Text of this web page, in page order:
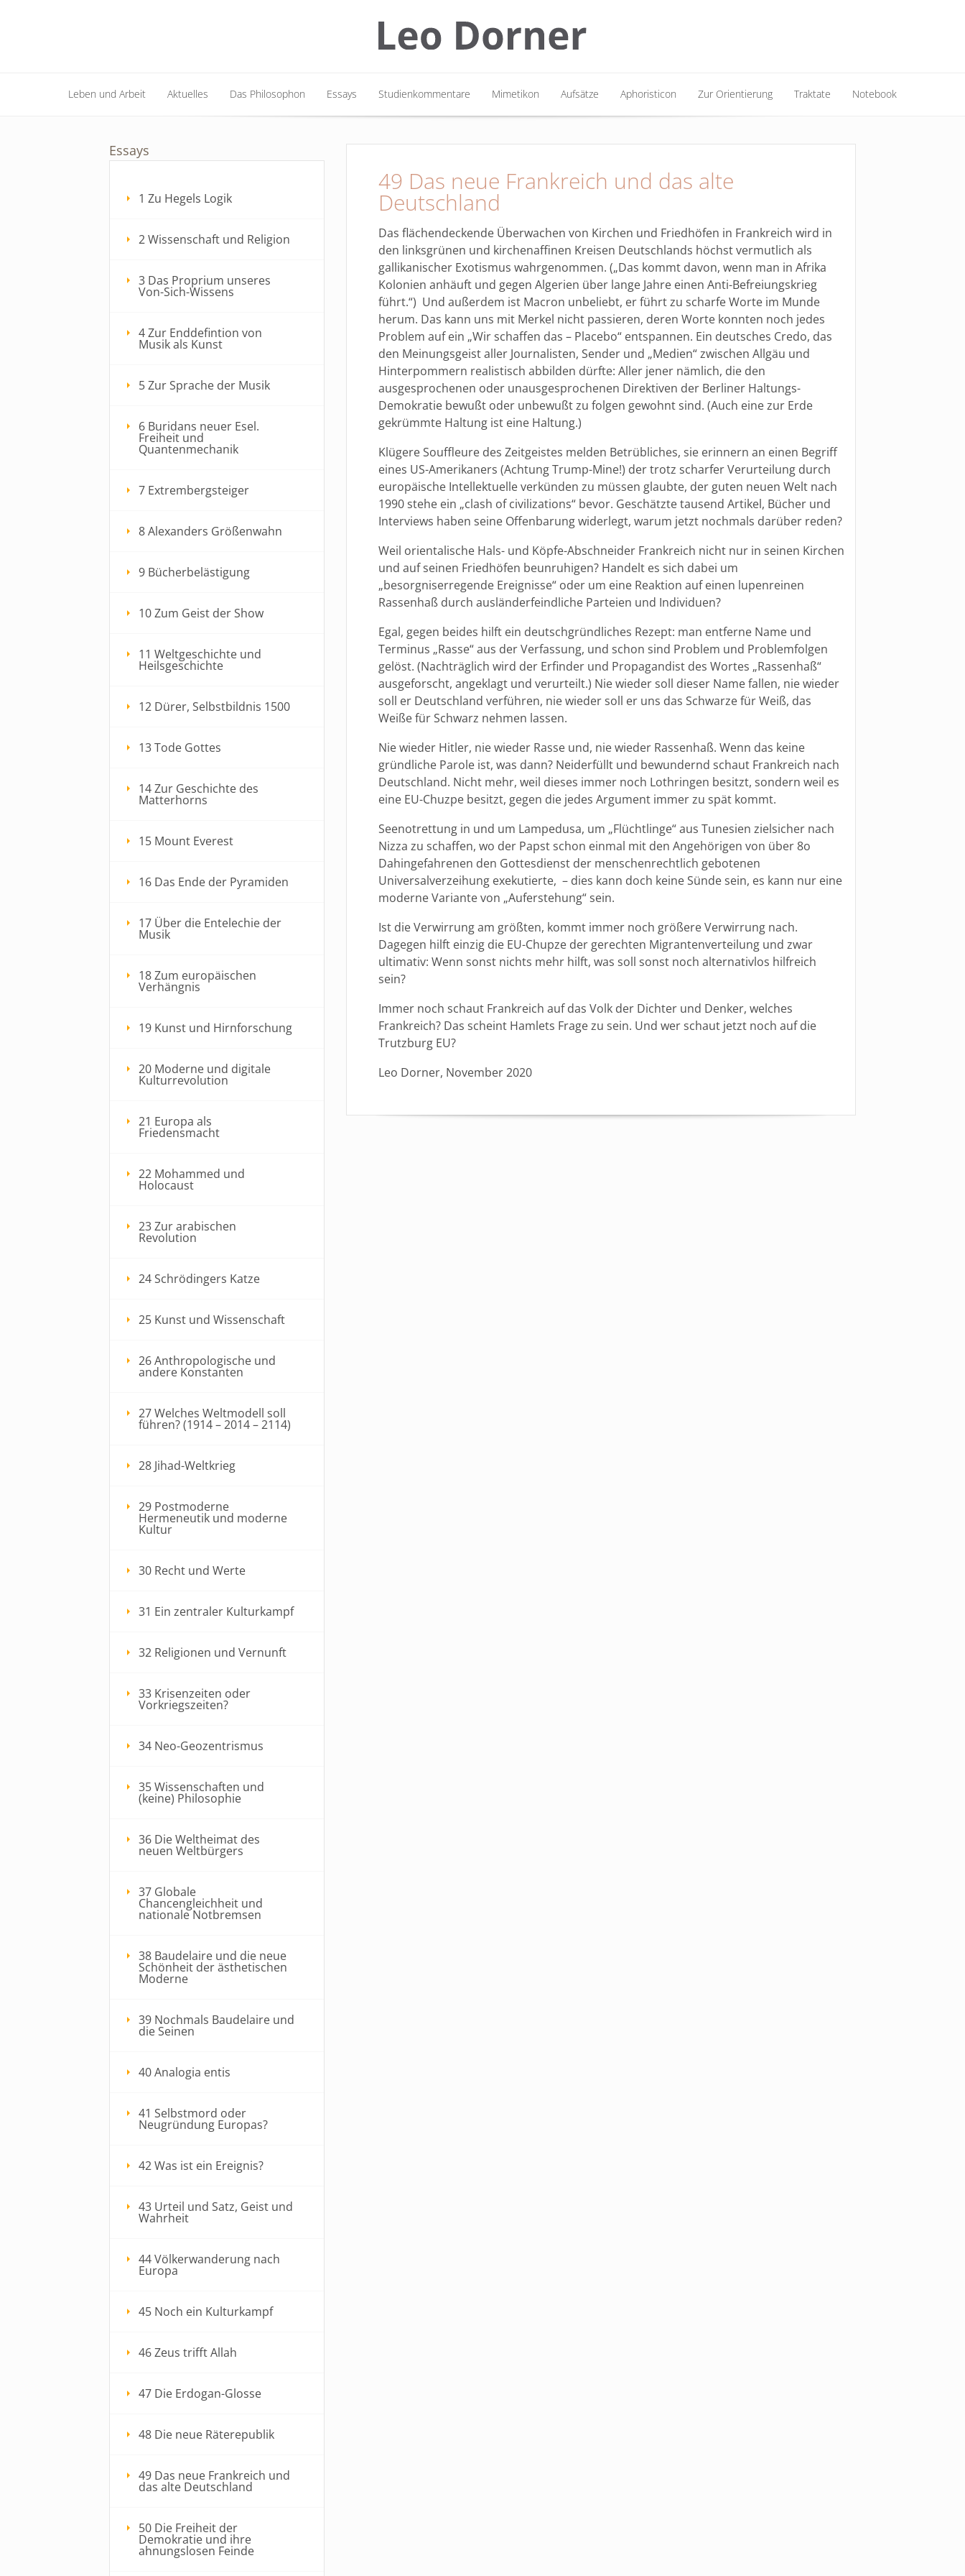
Leben und Arbeit Aktuelles Das Philosophon Essays Studienkommentare Mimetikon Aufsätze Aphoristicon Zur Orientierung Traktate Notebook
49 Das neue Frankreich und das alte
Deutschland
Das flächendeckende Überwachen von Kirchen und Friedhöfen in Frankreich wird in
den linksgrünen und kirchenaffinen Kreisen Deutschlands höchst vermutlich als
gallikanischer Exotismus wahrgenommen. („Das kommt davon, wenn man in Afrika
Kolonien anhäuft und gegen Algerien über lange Jahre einen Anti-Befreiungskrieg
führt.“) Und außerdem ist Macron unbeliebt, er führt zu scharfe Worte im Munde
herum. Das kann uns mit Merkel nicht passieren, deren Worte konnten noch jedes
Problem auf ein „Wir schaffen das – Placebo“ entspannen. Ein deutsches Credo, das
den Meinungsgeist aller Journalisten, Sender und „Medien“ zwischen Allgäu und
Hinterpommern realistisch abbilden dürfte: Aller jener nämlich, die den
ausgesprochenen oder unausgesprochenen Direktiven der Berliner Haltungs-
Demokratie bewußt oder unbewußt zu folgen gewohnt sind. (Auch eine zur Erde
gekrümmte Haltung ist eine Haltung.)
Klügere Souffleure des Zeitgeistes melden Betrübliches, sie erinnern an einen Begriff
eines US-Amerikaners (Achtung Trump-Mine!) der trotz scharfer Verurteilung durch
europäische Intellektuelle verkünden zu müssen glaubte, der guten neuen Welt nach
1990 stehe ein „clash of civilizations“ bevor. Geschätzte tausend Artikel, Bücher und
Interviews haben seine Offenbarung widerlegt, warum jetzt nochmals darüber reden?
Weil orientalische Hals- und Köpfe-Abschneider Frankreich nicht nur in seinen Kirchen
und auf seinen Friedhöfen beunruhigen? Handelt es sich dabei um
„besorgniserregende Ereignisse“ oder um eine Reaktion auf einen lupenreinen
Rassenhaß durch ausländerfeindliche Parteien und Individuen?
Egal, gegen beides hilft ein deutschgründliches Rezept: man entferne Name und
Terminus „Rasse“ aus der Verfassung, und schon sind Problem und Problemfolgen
gelöst. (Nachträglich wird der Erfinder und Propagandist des Wortes „Rassenhaß“
ausgeforscht, angeklagt und verurteilt.) Nie wieder soll dieser Name fallen, nie wieder
soll er Deutschland verführen, nie wieder soll er uns das Schwarze für Weiß, das
Weiße für Schwarz nehmen lassen.
Nie wieder Hitler, nie wieder Rasse und, nie wieder Rassenhaß. Wenn das keine
gründliche Parole ist, was dann? Neiderfüllt und bewundernd schaut Frankreich nach
Deutschland. Nicht mehr, weil dieses immer noch Lothringen besitzt, sondern weil es
eine EU-Chuzpe besitzt, gegen die jedes Argument immer zu spät kommt.
Seenotrettung in und um Lampedusa, um „Flüchtlinge“ aus Tunesien zielsicher nach
Nizza zu schaffen, wo der Papst schon einmal mit den Angehörigen von über 8o
Dahingefahrenen den Gottesdienst der menschenrechtlich gebotenen
Universalverzeihung exekutierte, – dies kann doch keine Sünde sein, es kann nur eine
moderne Variante von „Auferstehung“ sein.
Ist die Verwirrung am größten, kommt immer noch größere Verwirrung nach.
Dagegen hilft einzig die EU-Chupze der gerechten Migrantenverteilung und zwar
ultimativ: Wenn sonst nichts mehr hilft, was soll sonst noch alternativlos hilfreich
sein?
Immer noch schaut Frankreich auf das Volk der Dichter und Denker, welches
Frankreich? Das scheint Hamlets Frage zu sein. Und wer schaut jetzt noch auf die
Trutzburg EU?
Leo Dorner, November 2020
Essays
1 Zu Hegels Logik
2 Wissenschaft und Religion
3 Das Proprium unseres
Von-Sich-Wissens
4 Zur Enddefintion von
Musik als Kunst
5 Zur Sprache der Musik
6 Buridans neuer Esel.
Freiheit und
Quantenmechanik
7 Extrembergsteiger
8 Alexanders Größenwahn
9 Bücherbelästigung
10 Zum Geist der Show
11 Weltgeschichte und
Heilsgeschichte
12 Dürer, Selbstbildnis 1500
13 Tode Gottes
14 Zur Geschichte des
Matterhorns
15 Mount Everest
16 Das Ende der Pyramiden
17 Über die Entelechie der
Musik
18 Zum europäischen
Verhängnis
19 Kunst und Hirnforschung
20 Moderne und digitale
Kulturrevolution
21 Europa als
Friedensmacht
22 Mohammed und
Holocaust
23 Zur arabischen
Revolution
24 Schrödingers Katze
25 Kunst und Wissenschaft
26 Anthropologische und
andere Konstanten
27 Welches Weltmodell soll
führen? (1914 – 2014 – 2114)
28 Jihad-Weltkrieg
29 Postmoderne
Hermeneutik und moderne
Kultur
30 Recht und Werte
31 Ein zentraler Kulturkampf
32 Religionen und Vernunft
33 Krisenzeiten oder
Vorkriegszeiten?
34 Neo-Geozentrismus
35 Wissenschaften und
(keine) Philosophie
36 Die Weltheimat des
neuen Weltbürgers
37 Globale
Chancengleichheit und
nationale Notbremsen
38 Baudelaire und die neue
Schönheit der ästhetischen
Moderne
39 Nochmals Baudelaire und
die Seinen
40 Analogia entis
41 Selbstmord oder
Neugründung Europas?
42 Was ist ein Ereignis?
43 Urteil und Satz, Geist und
Wahrheit
44 Völkerwanderung nach
Europa
45 Noch ein Kulturkampf
46 Zeus trifft Allah
47 Die Erdogan-Glosse
48 Die neue Räterepublik
49 Das neue Frankreich und
das alte Deutschland
50 Die Freiheit der
Demokratie und ihre
ahnungslosen Feinde